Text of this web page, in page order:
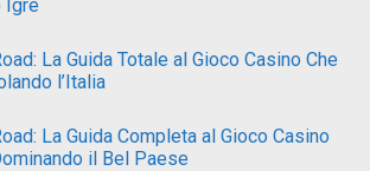
Igre
La Guida Totale al Gioco Casino Che
l’Italia
La Guida Completa al Gioco Casino
il Bel Paese